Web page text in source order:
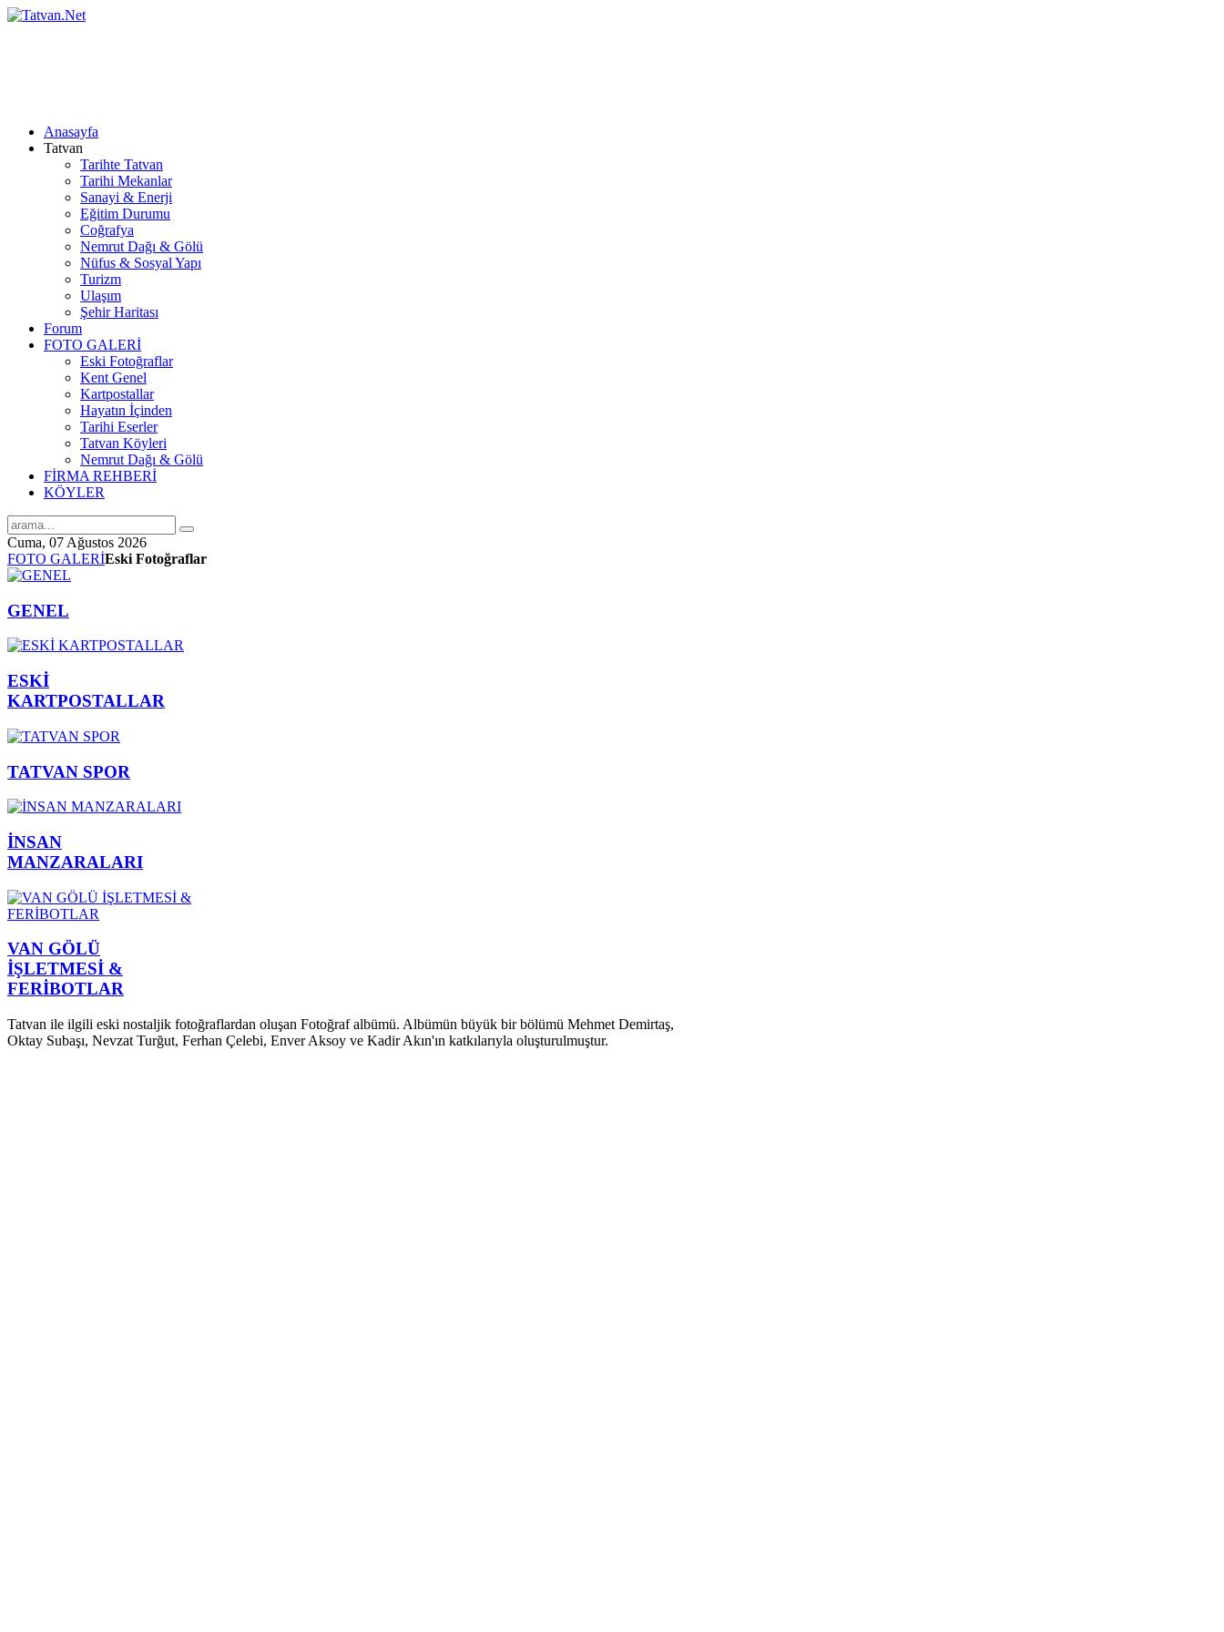
Anasayfa
Tatvan
Tarihte Tatvan
Tarihi Mekanlar
Sanayi & Enerji
Eğitim Durumu
Coğrafya
Nemrut Dağı & Gölü
Nüfus & Sosyal Yapı
Turizm
Ulaşım
Şehir Haritası
Forum
FOTO GALERİ
Eski Fotoğraflar
Kent Genel
Kartpostallar
Hayatın İçinden
Tarihi Eserler
Tatvan Köyleri
Nemrut Dağı & Gölü
FİRMA REHBERİ
KÖYLER
Cuma, 07 Ağustos 2026
FOTO GALERİEski Fotoğraflar
GENEL
ESKİ
KARTPOSTALLAR
TATVAN SPOR
İNSAN
MANZARALARI
VAN GÖLÜ
İŞLETMESİ &
FERİBOTLAR
Tatvan ile ilgili eski nostaljik fotoğraflardan oluşan Fotoğraf albümü. Albümün büyük bir bölümü Mehmet Demirtaş,
Oktay Subaşı, Nevzat Turğut, Ferhan Çelebi, Enver Aksoy ve Kadir Akın'ın katkılarıyla oluşturulmuştur.